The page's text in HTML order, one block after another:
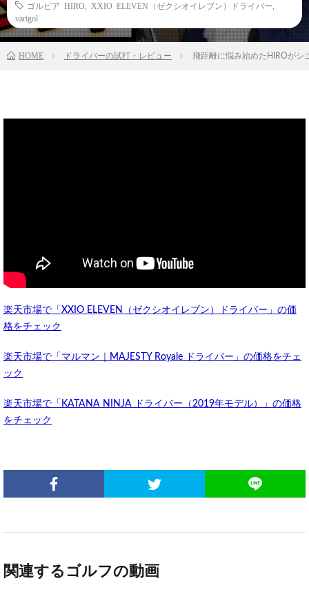
ゴルピア HIRO
XXIO ELEVEN（ゼクシオイレブン）ドライバー
varigol
HOME ドライバーの試打・レビュー 飛距離に悩み始めたHIROがシ
楽天市場で「XXIO ELEVEN（ゼクシオイレブン）ドライバー」の価
格をチェック
楽天市場で「マルマン｜MAJESTY Royale ドライバー」の価格をチェ
ック
楽天市場で「KATANA NINJA ドライバー（2019年モデル）」の価格
をチェック
関連するゴルフの動画